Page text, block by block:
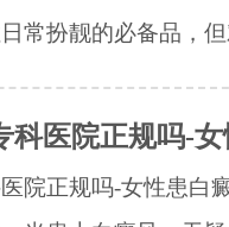
常扮靓的必备品，
科医院正规吗-
院正规吗-女性患白